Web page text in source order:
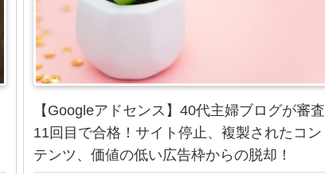
【Googleアドセンス】40代主婦ブログが審査
11回目で合格！サイト停止、複製されたコン
テンツ、価値の低い広告枠からの脱却！